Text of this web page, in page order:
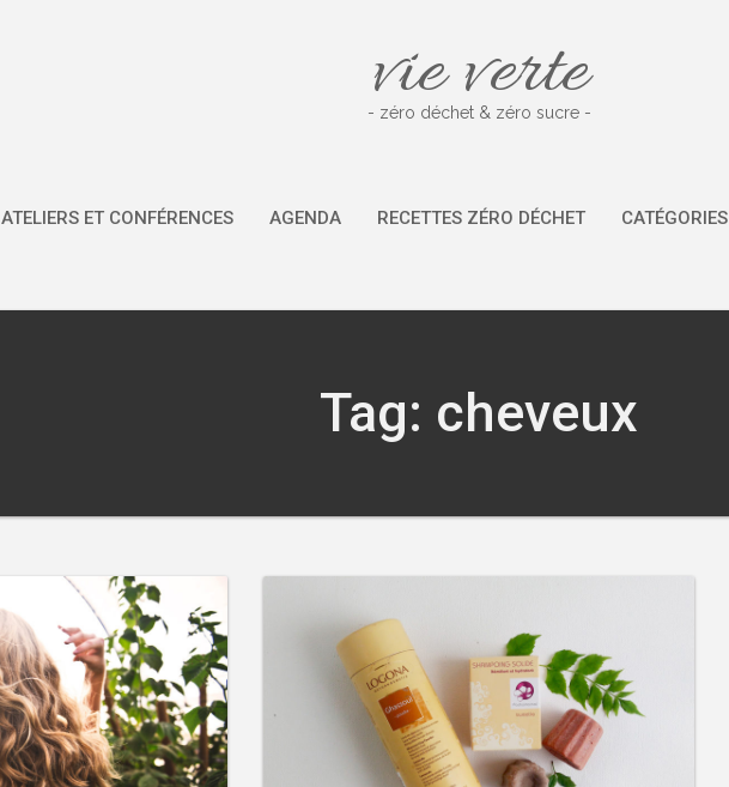
vie verte
- zéro déchet & zéro sucre -
ATELIERS ET CONFÉRENCES AGENDA RECETTES ZÉRO DÉCHET CATÉGORIES
Tag: cheveux